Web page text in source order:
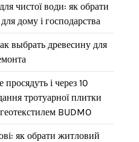
чистої води: як обрати
дому і господарства
выбрать древесину для
і через 10
тротуарної плитки
BUDMO
як обрати житловий